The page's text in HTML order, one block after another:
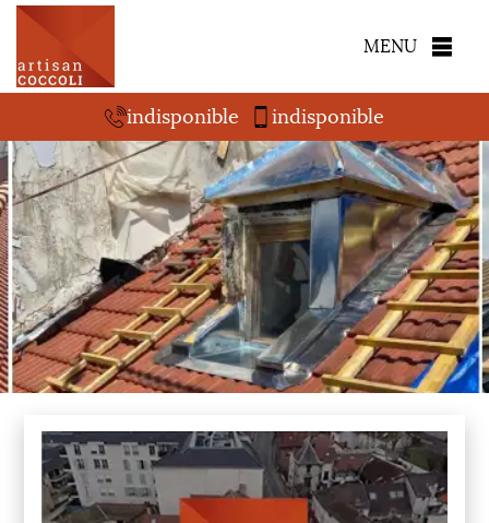
MENU
indisponible indisponible